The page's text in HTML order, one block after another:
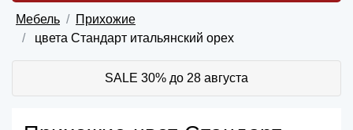
Мебель
Прихожие
цвета Стандарт итальянский орех
SALE 30% до 28 августа